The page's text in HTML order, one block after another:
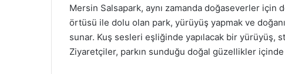
Mersin Salsapark, aynı zamanda doğaseverler
örtüsü ile dolu olan park, yürüyüş yapmak ve
sunar. Kuş sesleri eşliğinde yapılacak bir yürüyüş,
Ziyaretçiler, parkın sunduğu doğal güzellikler